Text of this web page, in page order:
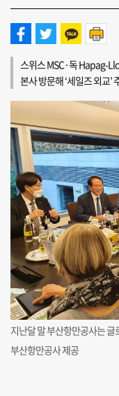
스위스 MSC·독 Hapag-
본사 방문해 ‘세일즈 외교’
지난달 말 부산항만공사는
부산항만공사 제공